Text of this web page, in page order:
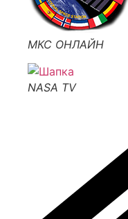
МКС ОНЛАЙН
NASA TV